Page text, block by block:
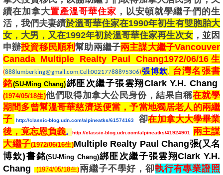
續在加拿大置產溫哥華住家 ，以安頓就學繼子們的生
活，我們夫妻續於溫哥華住家在1990年初生有雙胞胎大
女，大男，又在1992年初於溫哥華住家再生次女 ，並因
申辦投資移民順利幫助兩繼子兩主謀大繼子Vancouver
Canada Multiple Realty Paul Chang1972/06/16生
(888lumberking@gmail.com,Cell:00217788895306)張博欽,
台灣名張書
銘(SU-Ming Chang)綁匪次繼子張雲翔Clark Y.H. Chang
(1974/05/18生)他們取得加拿大公民身份，結果自稱在就學
期間多曾幫溫哥華慈濟送便當，予當地獨居老人的兩繼
子
http://classic-blog.udn.com/alpineatks/61574163 卻在加拿大大學畢業
後，竟忘恩負義。 http://classic-blog.udn.com/alpineatks/41924901
兩主謀
大繼子(1972/06/16生)Multiple Realty Paul Chang張(又名
博欽)書銘(SU-Ming Chang)綁匪次繼子張雲翔Clark Y.H.
Chang (1974/05/18生)兩繼子不學好，卻執行有專業證照